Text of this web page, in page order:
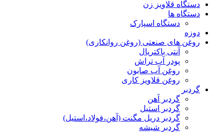
دستگاه قلاویز زن
دستگاه ها
دستگاه اسپارک
دوزه
روغن های صنعتی (روغن روانکاری)
آنتی باکتریال
پودر آب تراش
روغن آب صابون
روغن قلاویز کاری
گردبر
گردبر آهن
گردبر استیل
گردبر دریل مگنت (آهن،فولاد،استیل)
گردبر شیشه